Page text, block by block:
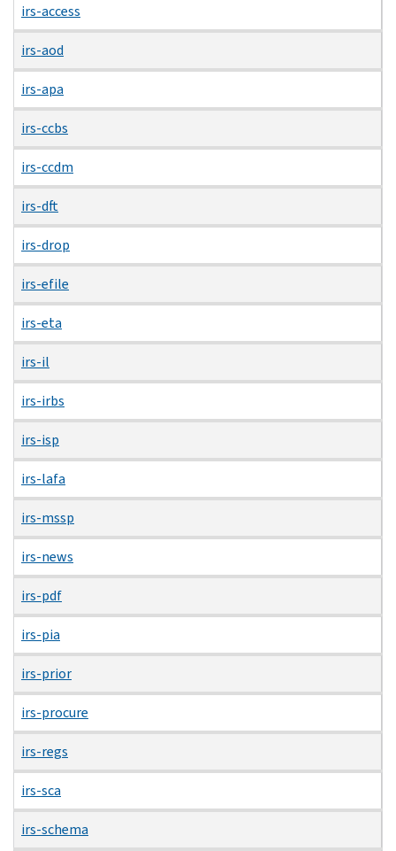
irs-access
irs-aod
irs-apa
irs-ccbs
irs-ccdm
irs-dft
irs-drop
irs-efile
irs-eta
irs-il
irs-irbs
irs-isp
irs-lafa
irs-mssp
irs-news
irs-pdf
irs-pia
irs-prior
irs-procure
irs-regs
irs-sca
irs-schema